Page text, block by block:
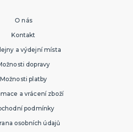
O nás
Kontakt
a výdejní místa
dopravy
Možnosti platby
a vrácení zboží
podmínky
osobních údajů